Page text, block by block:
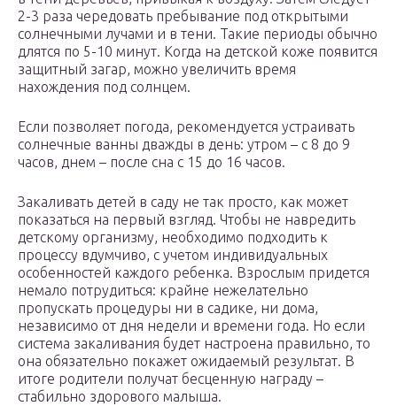
2-3 раза чередовать пребывание под открытыми
солнечными лучами и в тени. Такие периоды обычно
длятся по 5-10 минут. Когда на детской коже появится
защитный загар, можно увеличить время
нахождения под солнцем.
Если позволяет погода, рекомендуется устраивать
солнечные ванны дважды в день: утром – с 8 до 9
часов, днем – после сна с 15 до 16 часов.
Закаливать детей в саду не так просто, как может
показаться на первый взгляд. Чтобы не навредить
детскому организму, необходимо подходить к
процессу вдумчиво, с учетом индивидуальных
особенностей каждого ребенка. Взрослым придется
немало потрудиться: крайне нежелательно
пропускать процедуры ни в садике, ни дома,
независимо от дня недели и времени года. Но если
система закаливания будет настроена правильно, то
она обязательно покажет ожидаемый результат. В
итоге родители получат бесценную награду –
стабильно здорового малыша.